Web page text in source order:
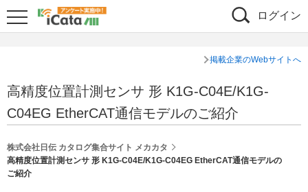
ログイン
掲載企業のWebサイトへ
高精度位置計測センサ 形 K1G-C04E/K1G-
C04EG EtherCAT通信モデルのご紹介
株式会社日伝 カタログ集合サイト メカカタ
高精度位置計測センサ 形 K1G-C04E/K1G-C04EG EtherCAT通信モデルの
ご紹介